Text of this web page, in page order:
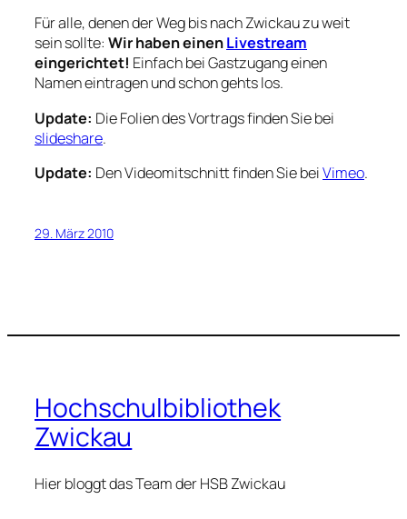
Für alle, denen der Weg bis nach Zwickau zu weit
sein sollte: Wir haben einenLivestream
eingerichtet! Einfach bei Gastzugang einen
Namen eintragen und schon gehts los.
Update: Die Folien des Vortrags finden Sie bei
slideshare.
Update: Den Videomitschnitt finden Sie beiVimeo.
29. März 2010
Hochschulbibliothek
Zwickau
Hier bloggt das Team der HSB Zwickau